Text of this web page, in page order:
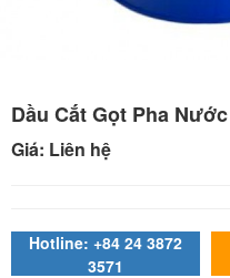
Dầu Cắt Gọt Pha
Giá: Liên hệ
Hotline: +84 24 3872
3571